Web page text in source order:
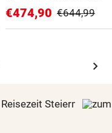
€474,90 €644,99
chevron_right